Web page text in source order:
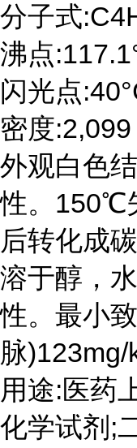
分子式
沸点
闪光点
密度
外观白色
性。150℃
后转化成
溶于醇，
性。最小
脉)123mg/
用途:医药
化学试剂;